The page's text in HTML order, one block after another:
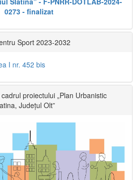
0273 - finalizat
Sport 2023-2032
I nr. 452 bis
proiectului „Plan Urbanistic
Județul Olt”